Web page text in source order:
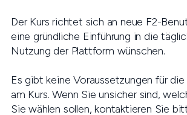
Der Kurs richtet sich an neue F2-
eine gründliche Einführung in die
Nutzung der Plattform wünschen.
Es gibt keine Voraussetzungen für die
am Kurs. Wenn Sie unsicher sind,
Sie wählen sollen, kontaktieren Sie